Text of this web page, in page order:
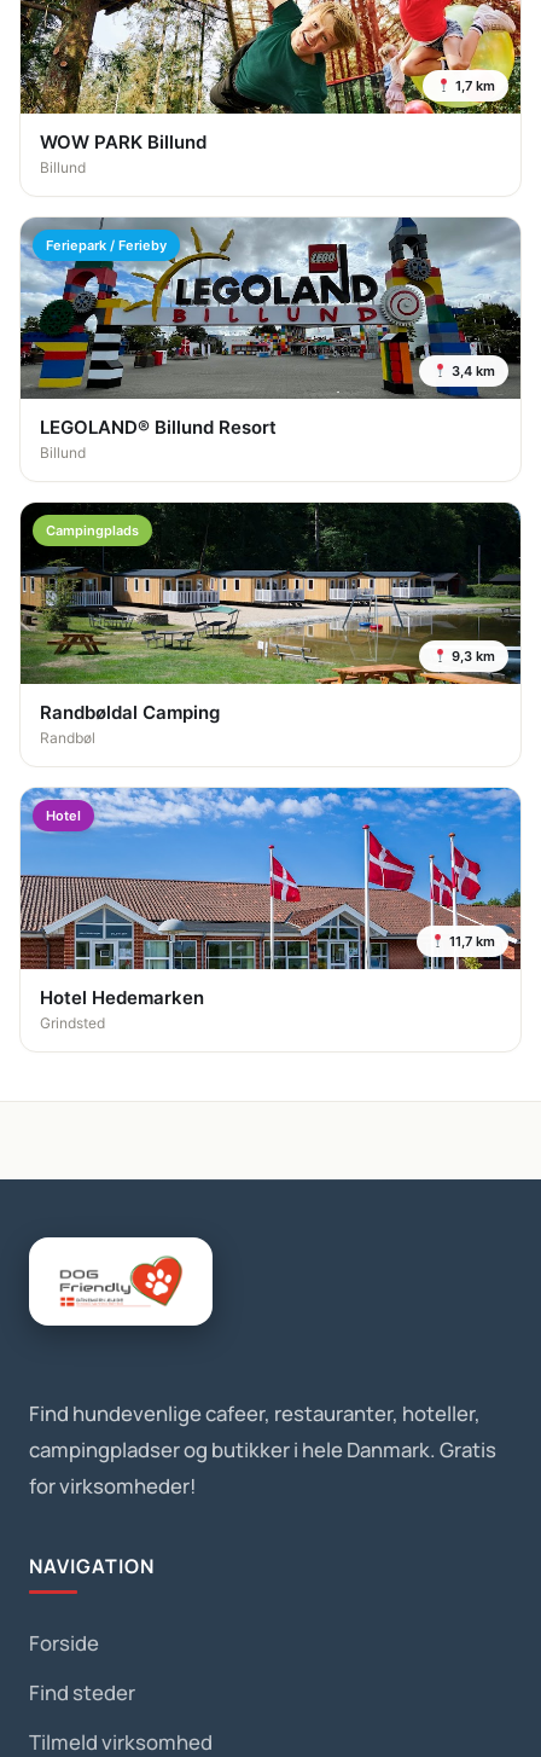
1,7 km
WOW PARK Billund
Billund
Feriepark / Ferieby
3,4 km
LEGOLAND® Billund Resort
Billund
Campingplads
9,3 km
Randbøldal Camping
Randbøl
Hotel
11,7 km
Hotel Hedemarken
Grindsted
Find hundevenlige cafeer, restauranter, hoteller,
campingpladser og butikker i hele Danmark. Gratis
for virksomheder!
NAVIGATION
Forside
Find steder
Tilmeld virksomhed